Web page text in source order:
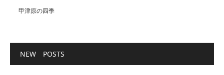
甲津原の四季
NEW POSTS